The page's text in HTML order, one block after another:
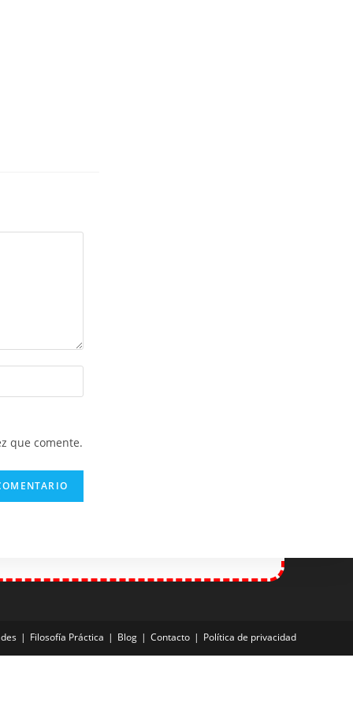
que comente.
Filosofía Práctica Blog Contacto Política de privacidad